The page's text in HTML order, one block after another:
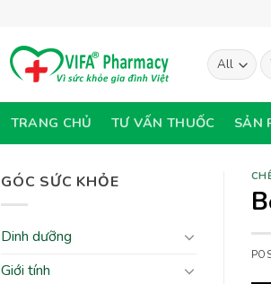
TRANG CHỦ TƯ VẤN THUỐC SẢN
GÓC SỨC KHỎE
Dinh dưỡng
Giới tính